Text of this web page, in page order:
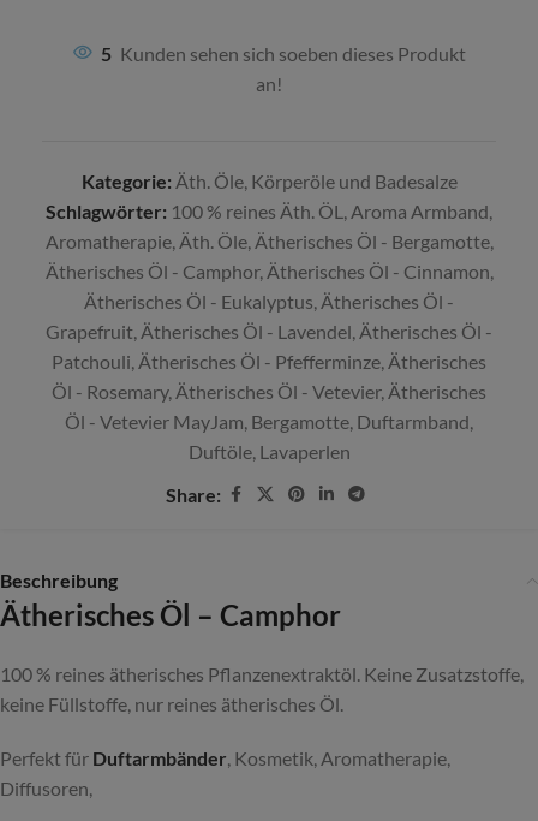
5 Kunden sehen sich soeben dieses Produkt
an!
Kategorie: Äth. Öle, Körperöle und Badesalze
Schlagwörter: 100 % reines Äth. ÖL , Aroma Armband,
Aromatherapie, Äth. Öle, Ätherisches Öl - Bergamotte,
Ätherisches Öl - Camphor, Ätherisches Öl - Cinnamon,
Ätherisches Öl - Eukalyptus, Ätherisches Öl -
Grapefruit, Ätherisches Öl - Lavendel, Ätherisches Öl -
Patchouli, Ätherisches Öl - Pfefferminze, Ätherisches
Öl - Rosemary, Ätherisches Öl - Vetevier, Ätherisches
Öl - Vetevier MayJam, Bergamotte, Duftarmband,
Duftöle, Lavaperlen
Share:
Beschreibung
Ätherisches Öl – Camphor
100 % reines ätherisches Pflanzenextraktöl. Keine Zusatzstoffe,
keine Füllstoffe, nur reines ätherisches Öl.
Perfekt für Duftarmbänder, Kosmetik, Aromatherapie,
Diffusoren,